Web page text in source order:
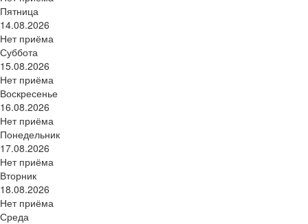
Пятница
14.08.2026
Нет приёма
Суббота
15.08.2026
Нет приёма
Воскресенье
16.08.2026
Нет приёма
Понедельник
17.08.2026
Нет приёма
Вторник
18.08.2026
Нет приёма
Среда